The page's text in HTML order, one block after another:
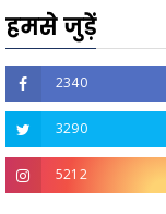
हमसे जुड़ें
2340
3290
5212